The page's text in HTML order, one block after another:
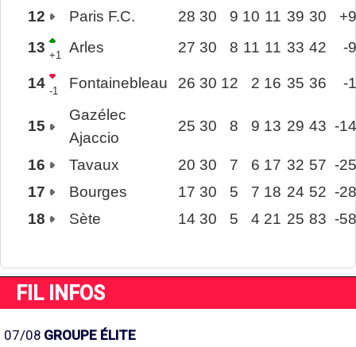
12
Paris F.C. 28 30 9 10 11 39 30
+9
13 +1 Arles 27 30 8 11 11 33 42 -9
14 -1 Fontainebleau 26 30 12 2 16 35 36 -1
15
Gazélec
Ajaccio
25 30 8 9 13 29 43 -14
16 Tavaux 20 30 7 6 17 32 57 -25
17
Bourges 17 30 5 7 18 24 52 -28
18
Sète 14 30 5 4 21 25 83 -58
FIL INFOS
07/08 GROUPE ÉLITE